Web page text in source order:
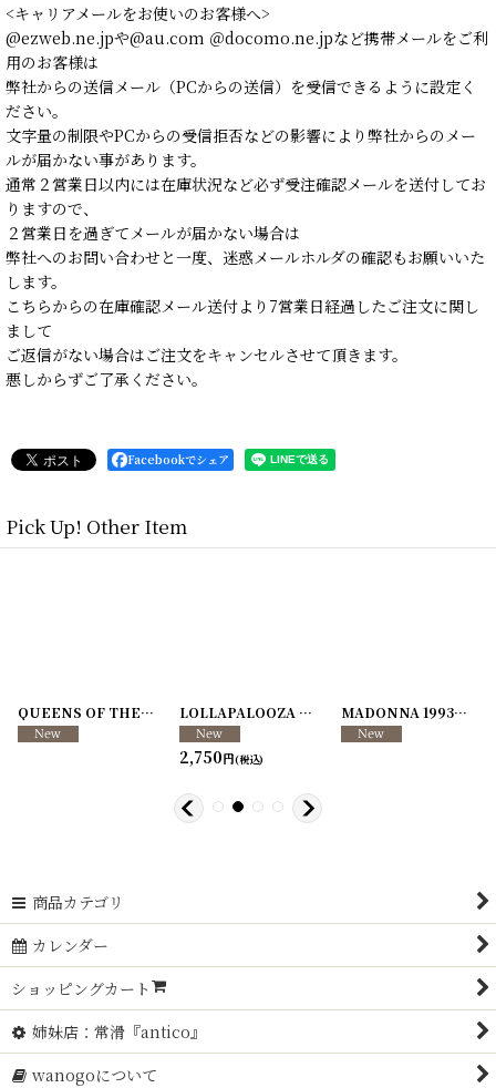
<キャリアメールをお使いのお客様へ>
@ezweb.ne.jpや@au.com ＠docomo.ne.jpなど携帯メールをご利
用のお客様は
弊社からの送信メール（PCからの送信）を受信できるように設定く
ださい。
文字量の制限やPCからの受信拒否などの影響により弊社からのメー
ルが届かない事があります。
通常２営業日以内には在庫状況など必ず受注確認メールを送付してお
りますので、
２営業日を過ぎてメールが届かない場合は
弊社へのお問い合わせと一度、迷惑メールホルダの確認もお願いいた
します。
こちらからの在庫確認メール送付より7営業日経過したご注文に関し
まして
ご返信がない場合はご注文をキャンセルさせて頂きます。
悪しからずご了承ください。
Facebookでシェア
Pick Up! Other Item
08] [241204-06]
QUEENS OF THE STONE AGE 1996年 IN PALM DESERT,C.A [
LOLLAPALOOZA 1994 241204-01]
2,750円(税込)
MADONNA 1993年 The Girlie Show Tour
商品カテゴリ
カレンダー
ショッピングカート
姉妹店：常滑『antico』
wanogoについて